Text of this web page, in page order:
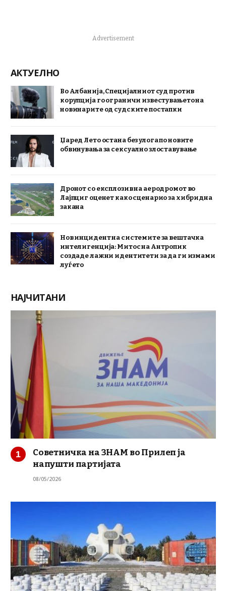
Advertisement
АКТУЕЛНО
Во Албанија, Специјалниот суд против
корупција го ограничи известувањето на
новинарите од судските постапки
Џаред Лето остана без улога по новите
обвинувања за сексуално злоставување
Дронот со експлозив на аеродромот во
Лајпциг оценет како сценарио за хибридна
закана
Нов инцидент на системите за вештачка
интелигенција: Митос на Антропик
создаде лажни идентитети за да ги измами
луѓето
НАЈЧИТАНИ
Советничка на ЗНАМ во Прилеп ја
напушти партијата
08/05/2026